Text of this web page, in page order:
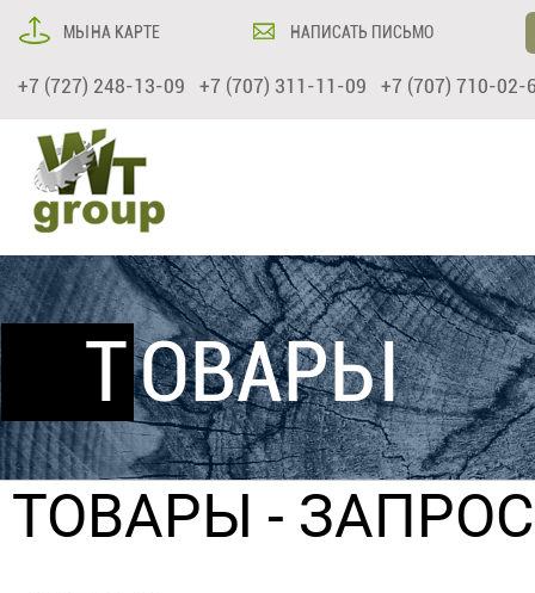
МЫ НА КАРТЕ НАПИСАТЬ ПИСЬМО
+7 (727) 248-13-09 +7 (707) 311-11-09 +7 (707) 710-02-
ТОВАРЫ
ТОВАРЫ -